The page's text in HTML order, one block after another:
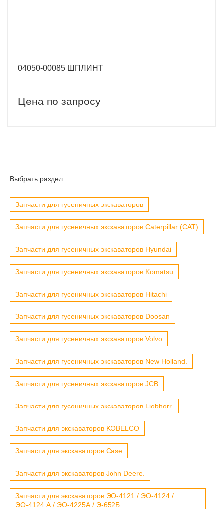
04050-00085 ШПЛИНТ
Цена по запросу
Выбрать раздел:
Запчасти для гусеничных экскаваторов
Запчасти для гусеничных экскаваторов Caterpillar (CAT)
Запчасти для гусеничных экскаваторов Hyundai
Запчасти для гусеничных экскаваторов Komatsu
Запчасти для гусеничных экскаваторов Hitachi
Запчасти для гусеничных экскаваторов Doosan
Запчасти для гусеничных экскаваторов Volvo
Запчасти для гусеничных экскаваторов New Holland.
Запчасти для гусеничных экскаваторов JCB
Запчасти для гусеничных экскаваторов Liebherr.
Запчасти для экскаваторов KOBELCO
Запчасти для экскаваторов Case
Запчасти для экскаваторов John Deere.
Запчасти для экскаваторов ЭО-4121 / ЭО-4124 /
ЭО-4124 А / ЭО-4225А / Э-652Б